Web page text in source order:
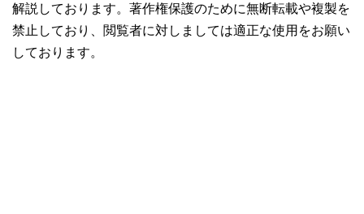
解説しております。著作権保護のために無断転載や複製を
禁止しており、閲覧者に対しましては適正な使用をお願い
しております。